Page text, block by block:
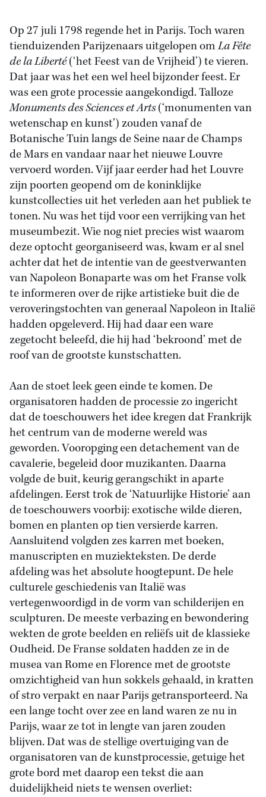
Op 27 juli 1798 regende het in Parijs. Toch waren
tienduizenden Parijzenaars uitgelopen omLa Fête
de la Liberté(‘het Feest van de Vrijheid’) te vieren.
Dat jaar was het een wel heel bijzonder feest. Er
was een grote processie aangekondigd. Talloze
Monuments des Sciences et Arts(‘monumenten van
wetenschap en kunst’) zouden vanaf de
Botanische Tuin langs de Seine naar de Champs
de Mars en vandaar naar het nieuwe Louvre
vervoerd worden. Vijf jaar eerder had het Louvre
zijn poorten geopend om de koninklijke
kunstcollecties uit het verleden aan het publiek te
tonen. Nu was het tijd voor een verrijking van het
museumbezit. Wie nog niet precies wist waarom
deze optocht georganiseerd was, kwam er al snel
achter dat het de intentie van de geestverwanten
van Napoleon Bonaparte was om het Franse volk
te informeren over de rijke artistieke buit die de
veroveringstochten van generaal Napoleon in Italië
hadden opgeleverd. Hij had daar een ware
zegetocht beleefd, die hij had ‘bekroond’ met de
roof van de grootste kunstschatten.
Aan de stoet leek geen einde te komen. De
organisatoren hadden de processie zo ingericht
dat de toeschouwers het idee kregen dat Frankrijk
het centrum van de moderne wereld was
geworden. Vooropging een detachement van de
cavalerie, begeleid door muzikanten. Daarna
volgde de buit, keurig gerangschikt in aparte
afdelingen. Eerst trok de ‘Natuurlijke Historie’ aan
de toeschouwers voorbij: exotische wilde dieren,
bomen en planten op tien versierde karren.
Aansluitend volgden zes karren met boeken,
manuscripten en muziekteksten. De derde
afdeling was het absolute hoogtepunt. De hele
culturele geschiedenis van Italië was
vertegenwoordigd in de vorm van schilderijen en
sculpturen. De meeste verbazing en bewondering
wekten de grote beelden en reliëfs uit de klassieke
Oudheid. De Franse soldaten hadden ze in de
musea van Rome en Florence met de grootste
omzichtigheid van hun sokkels gehaald, in kratten
of stro verpakt en naar Parijs getransporteerd. Na
een lange tocht over zee en land waren ze nu in
Parijs, waar ze tot in lengte van jaren zouden
blijven. Dat was de stellige overtuiging van de
organisatoren van de kunstprocessie, getuige het
grote bord met daarop een tekst die aan
duidelijkheid niets te wensen overliet: